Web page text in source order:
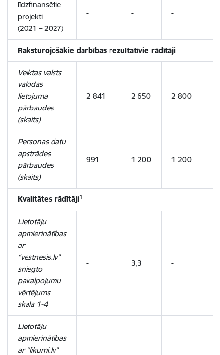
līdzfinansētie
projekti
(2021 – 2027)
- - -
Raksturojošākie darbības rezultatīvie rādītāji
Veiktas valsts
valodas
lietojuma
pārbaudes
(skaits)
2 841 2 650 2 800
Personas datu
apstrādes
pārbaudes
(skaits)
991 1 200 1 200
Kvalitātes rādītāji1
Lietotāju
apmierinātības
ar
“vestnesis.lv”
sniegto
pakalpojumu
vērtējums
skala 1-4
- 3,3 -
Lietotāju
apmierinātības
ar “likumi.lv”